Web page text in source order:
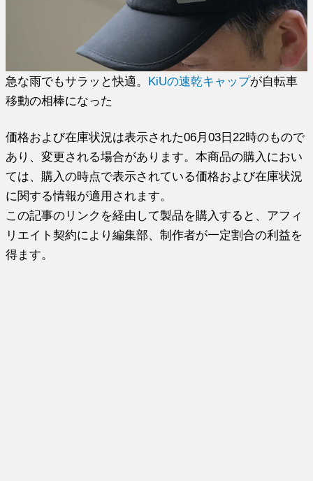
急な雨でもサラッと快適。 KiUの速乾キャップが自転車
移動の相棒になった
価格および在庫状況は表示された06月03日22時のもので
あり、変更される場合があります。本商品の購入におい
ては、購入の時点で表示されている価格および在庫状況
に関する情報が適用されます。
この記事のリンクを経由して製品を購入すると、アフィ
リエイト契約により編集部、制作者が一定割合の利益を
得ます。